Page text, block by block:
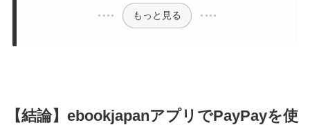
もっと見る
【結論】ebookjapanアプリでPayPayを使